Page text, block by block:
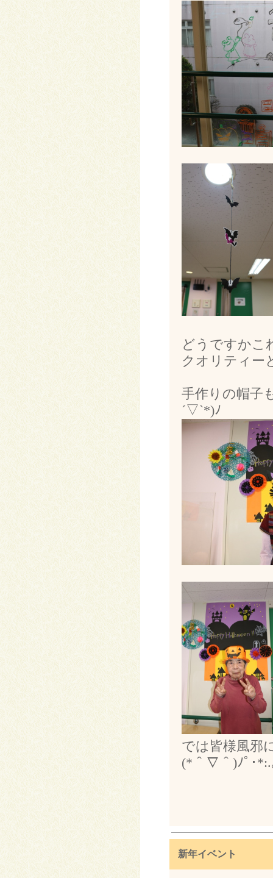
どうですかこ
クオリティー
手作りの帽子
´▽`*)ﾉ
では皆様風邪
(*＾∇＾)ﾉﾟ･
新年イベント